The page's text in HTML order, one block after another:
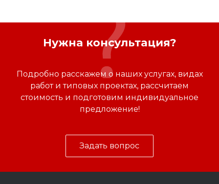
Нужна консультация?
Подробно расскажем о наших услугах, видах
работ и типовых проектах, рассчитаем
стоимость и подготовим индивидуальное
предложение!
Задать вопрос